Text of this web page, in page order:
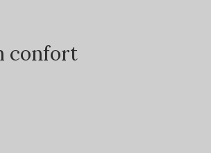
confort